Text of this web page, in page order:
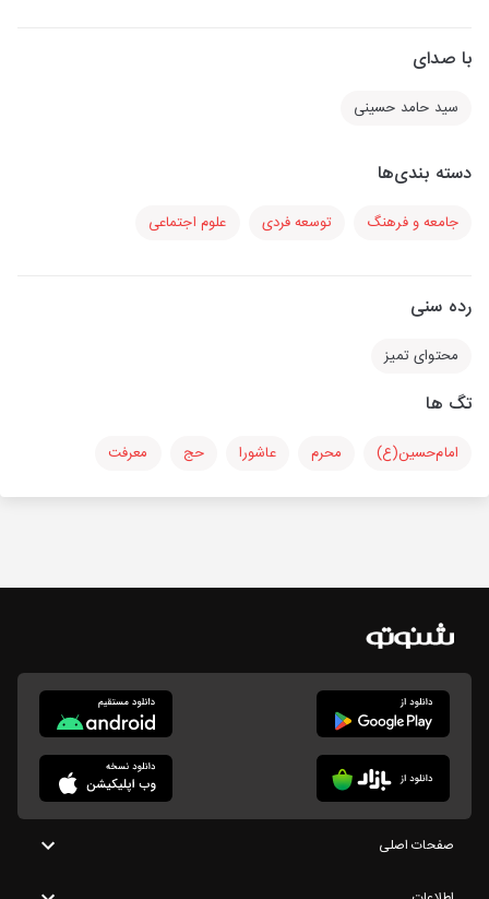
با صدای
سید حامد حسینی
دسته بندی‌ها
جامعه و فرهنگ توسعه فردی علوم اجتماعی
رده سنی
محتوای تمیز
تگ ها
امام‌حسین(ع) محرم عاشورا حج معرفت
صفحات اصلی